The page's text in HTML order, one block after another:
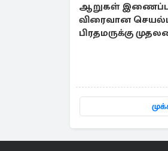
ஆறுகள்
விரைவான
பிரதமருக்கு